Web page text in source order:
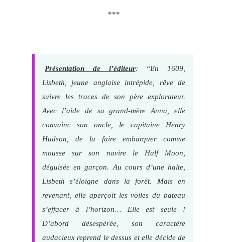
***
Présentation de l’éditeur: “En 1609,
Lisbeth, jeune anglaise intrépide, rêve de
suivre les traces de son père explorateur.
Avec l’aide de sa grand-mère Anna, elle
convainc son oncle, le capitaine Henry
Hudson, de la faire embarquer comme
mousse sur son navire le Half Moon,
déguisée en garçon. Au cours d’une halte,
Lisbeth s’éloigne dans la forêt. Mais en
revenant, elle aperçoit les voiles du bateau
s’effacer à l’horizon… Elle est seule !
D’abord désespérée, son caractère
audacieux reprend le dessus et elle décide de